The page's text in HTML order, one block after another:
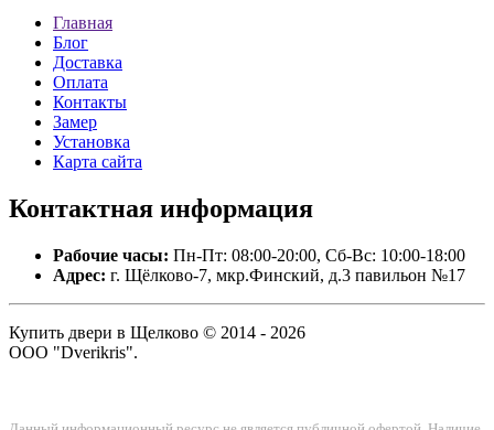
Главная
Блог
Доставка
Оплата
Контакты
Замер
Установка
Карта сайта
Контактная информация
Рабочие часы: Пн-Пт: 08:00-20:00, Сб-Вс: 10:00-18:00
Адрес: г. Щёлково-7, мкр.Финский, д.3 павильон №17
Купить двери в Щелково © 2014 - 2026
ООО "Dverikris".